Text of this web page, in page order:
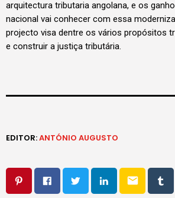
arquitectura tributaria angolana, e os
nacional vai conhecer com essa
projecto visa dentre os vários propósitos
e construir a justiça tributária.
EDITOR:ANTÓNIO AUGUSTO
email